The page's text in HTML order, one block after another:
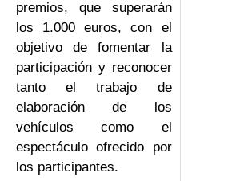
premios, que superarán
los 1.000 euros, con el
objetivo de fomentar la
participación y reconocer
tanto el trabajo de
elaboración de los
vehículos como el
espectáculo ofrecido por
los participantes.